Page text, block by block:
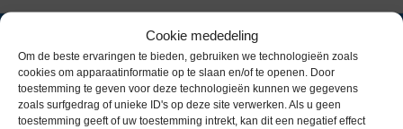
Cookie mededeling
Om de beste ervaringen te bieden, gebruiken we technologieën zoals
cookies om apparaatinformatie op te slaan en/of te openen. Door
toestemming te geven voor deze technologieën kunnen we gegevens
zoals surfgedrag of unieke ID's op deze site verwerken. Als u geen
toestemming geeft of uw toestemming intrekt, kan dit een negatief effect